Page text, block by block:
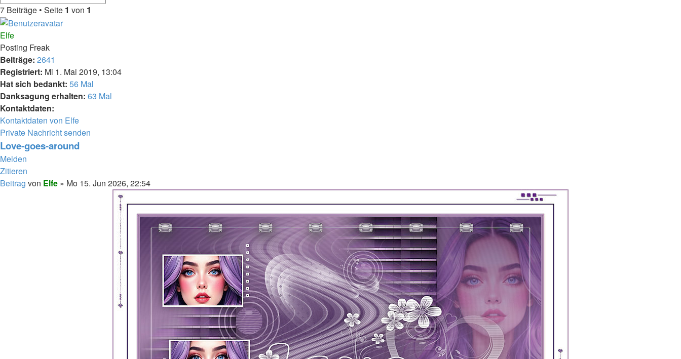
7 Beiträge • Seite 1 von 1
Elfe
Posting Freak
Beiträge: 2641
Registriert: Mi 1. Mai 2019, 13:04
Hat sich bedankt: 56 Mal
Danksagung erhalten: 63 Mal
Kontaktdaten:
Kontaktdaten von Elfe
Private Nachricht senden
Love-goes-around
Melden
Zitieren
Beitrag von Elfe » Mo 15. Jun 2026, 22:54